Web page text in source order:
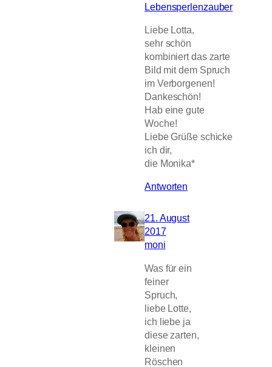
Lebensperlenzauber
Liebe Lotta,
sehr schön
kombiniert das zarte
Bild mit dem Spruch
im Verborgenen!
Dankeschön!
Hab eine gute
Woche!
Liebe Grüße schicke
ich dir,
die Monika*
Antworten
21. August
2017
moni
Was für ein
feiner
Spruch,
liebe Lotte,
ich liebe ja
diese zarten,
kleinen
Röschen